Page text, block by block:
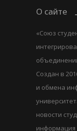
О сайте
«Союз
Создан в
и обмена
новости
информация